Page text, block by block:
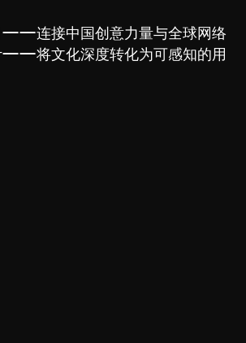
——连接中国创意力量与全球网络
——将文化深度转化为可感知的用